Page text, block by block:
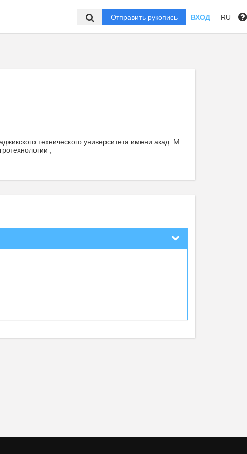
Отправить рукопись ВХОД RU
технического университета имени акад. М.
,